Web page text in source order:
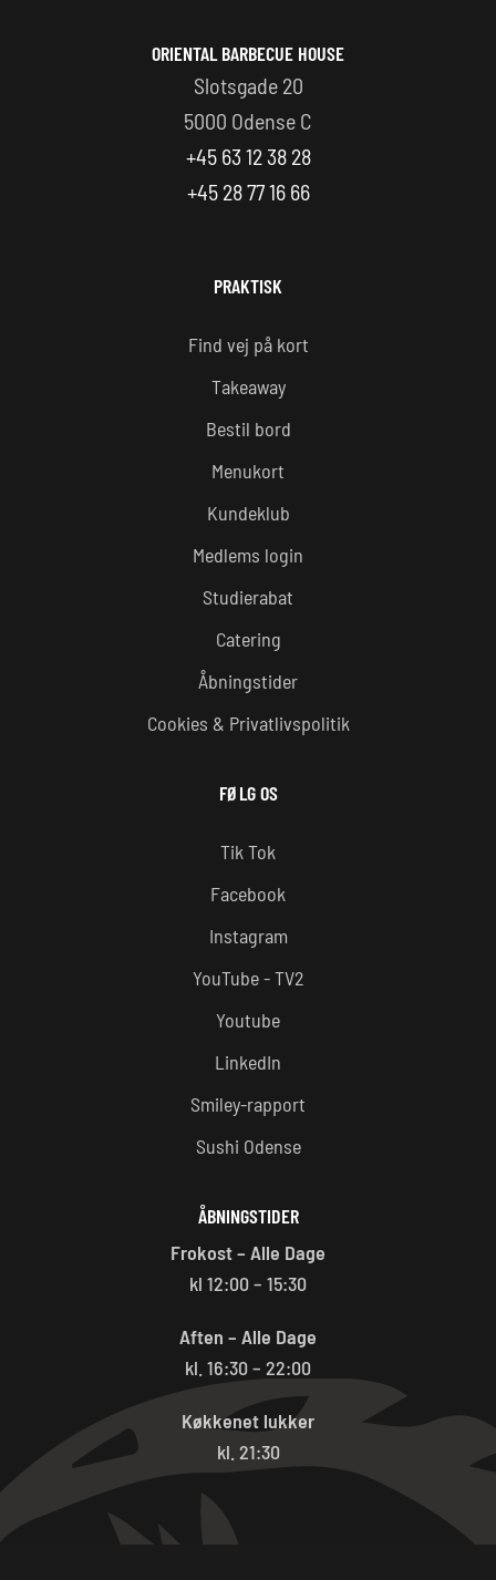
ORIENTAL BARBECUE HOUSE
Slotsgade 20
5000 Odense C
+45 63 12 38 28
+45 28 77 16 66
PRAKTISK
Find vej på kort
Takeaway
Bestil bord
Menukort
Kundeklub
Medlems login
Studierabat
Catering
Åbningstider
Cookies & Privatlivspolitik
FØLG OS
Tik Tok
Facebook
Instagram
YouTube - TV2
Youtube
LinkedIn
Smiley-rapport
Sushi Odense
ÅBNINGSTIDER
Frokost – Alle Dage
kl 12:00 – 15:30
Aften – Alle Dage
kl. 16:30 – 22:00
Køkkenet lukker
kl. 21:30